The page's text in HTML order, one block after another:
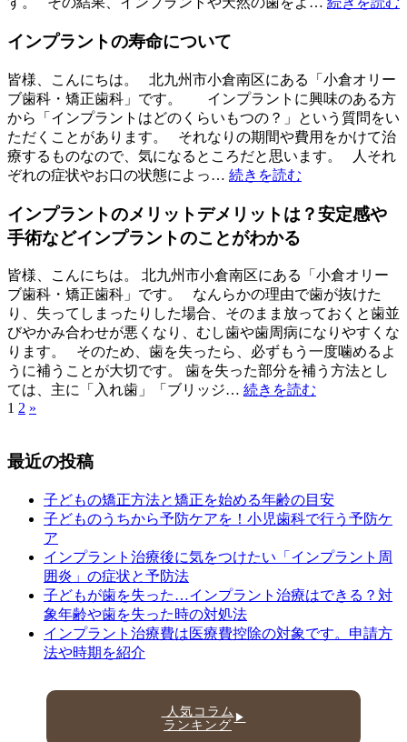
インプラントの寿命について
皆様、こんにちは。 北九州市小倉南区にある「小倉オリー
ブ歯科・矯正歯科」です。 インプラントに興味のある方
から「インプラントはどのくらいもつの？」という質問をい
ただくことがあります。 それなりの期間や費用をかけて治
療するものなので、気になるところだと思います。 人それ
ぞれの症状やお口の状態によっ… 続きを読む
インプラントのメリットデメリットは？安定感や
手術などインプラントのことがわかる
皆様、こんにちは。 北九州市小倉南区にある「小倉オリー
ブ歯科・矯正歯科」です。 なんらかの理由で歯が抜けた
り、失ってしまったりした場合、そのまま放っておくと歯並
びやかみ合わせが悪くなり、むし歯や歯周病になりやすくな
ります。 そのため、歯を失ったら、必ずもう一度噛めるよ
うに補うことが大切です。 歯を失った部分を補う方法とし
ては、主に「入れ歯」「ブリッジ… 続きを読む
1 2 »
最近の投稿
子どもの矯正方法と矯正を始める年齢の目安
子どものうちから予防ケアを！小児歯科で行う予防ケ
ア
インプラント治療後に気をつけたい「インプラント周
囲炎」の症状と予防法
子どもが歯を失った…インプラント治療はできる？対
象年齢や歯を失った時の対処法
インプラント治療費は医療費控除の対象です。申請方
法や時期を紹介
▶
人気コラム
ランキング